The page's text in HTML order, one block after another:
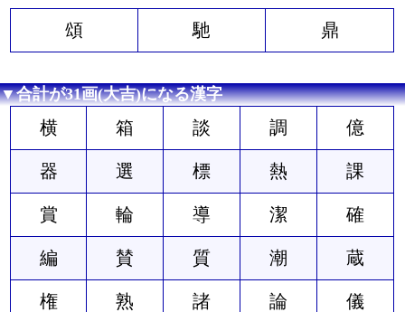
頌 馳 鼎
▼合計が31画(大吉)になる漢字
横 箱 談 調 億
器 選 標 熱 課
賞 輪 導 潔 確
編 賛 質 潮 蔵
権 熟 諸 論 儀